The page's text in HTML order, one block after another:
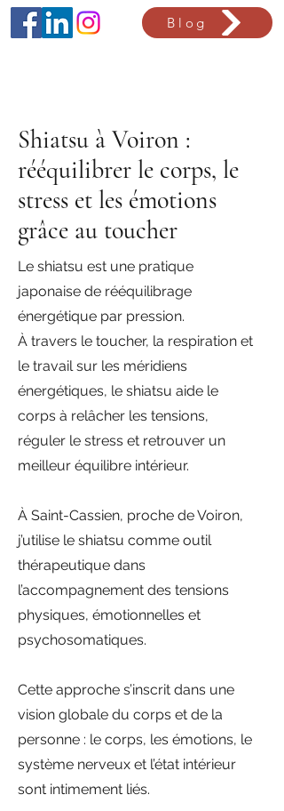
Blog
Shiatsu à Voiron :
rééquilibrer le corps, le
stress et les émotions
grâce au toucher
Le shiatsu est une pratique
japonaise de rééquilibrage
énergétique par pression.
À travers le toucher, la respiration et
le travail sur les méridiens
énergétiques, le shiatsu aide le
corps à relâcher les tensions,
réguler le stress et retrouver un
meilleur équilibre intérieur.
À Saint-Cassien, proche de Voiron,
j’utilise le shiatsu comme outil
thérapeutique dans
l’accompagnement des tensions
physiques, émotionnelles et
psychosomatiques.
Cette approche s’inscrit dans une
vision globale du corps et de la
personne : le corps, les émotions, le
système nerveux et l’état intérieur
sont intimement liés.